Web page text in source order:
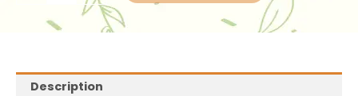
Description